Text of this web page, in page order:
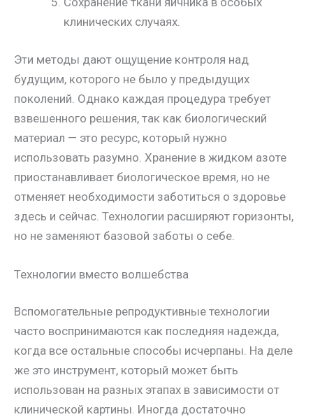
клинических случаях.
Эти методы дают ощущение контроля над
будущим, которого не было у предыдущих
поколений. Однако каждая процедура требует
взвешенного решения, так как биологический
материал — это ресурс, который нужно
использовать разумно. Хранение в жидком азоте
приостанавливает биологическое время, но не
отменяет необходимости заботиться о здоровье
здесь и сейчас. Технологии расширяют горизонты,
но не заменяют базовой заботы о себе.
Технологии вместо волшебства
Вспомогательные репродуктивные технологии
часто воспринимаются как последняя надежда,
когда все остальные способы исчерпаны. На деле
же это инструмент, который может быть
использован на разных этапах в зависимости от
клинической картины. Иногда достаточно